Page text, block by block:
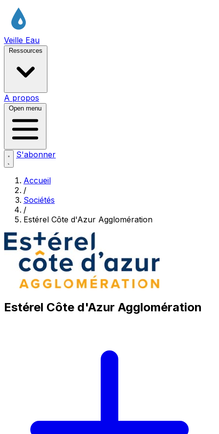
Veille Eau
Ressources
A propos
Open menu
S'abonner
Accueil
/
Sociétés
/
Estérel Côte d'Azur Agglomération
Estérel Côte d'Azur Agglomération